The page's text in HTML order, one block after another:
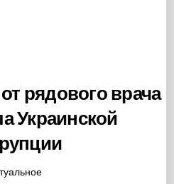
рядового врача
Украинской